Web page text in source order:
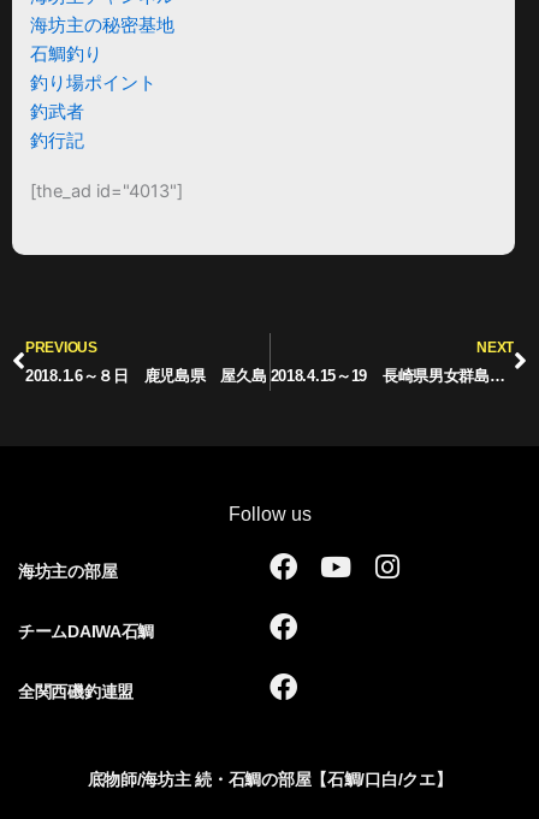
海坊主の秘密基地
石鯛釣り
釣り場ポイント
釣武者
釣行記
[the_ad id="4013"]
Prev
PREVIOUS
2018.1.6～８日 鹿児島県 屋久島
NEXT
2018.4.15～19 長崎県男女群島木村商グループパート2
Follow us
海坊主の部屋
F
c
e
b
o
Y
I
m
チームDAIWA石鯛
F
c
e
o
o
全関西磯釣連盟
F
e
b
底物師/海坊主 続・石鯛の部屋【石鯛/口白/クエ】